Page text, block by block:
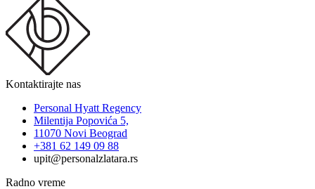
Kontaktirajte nas
Personal Hyatt Regency
Milentija Popovića 5,
11070 Novi Beograd
+381 62 149 09 88
upit@personalzlatara.rs
Radno vreme